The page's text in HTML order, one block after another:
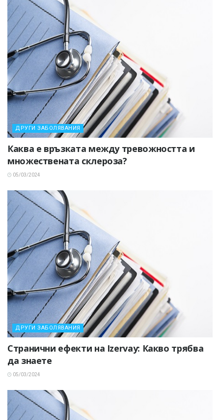
ДРУГИ ЗАБОЛЯВАНИЯ
Каква е връзката между тревожността и
множествената склероза?
05/03/2024
ДРУГИ ЗАБОЛЯВАНИЯ
Странични ефекти на Izervay: Какво трябва
да знаете
05/03/2024